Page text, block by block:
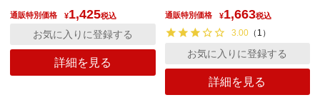
通販特別価格 ¥1,425税込
詳細を見る
お気に入りに登録する
通販特別価格 ¥1,663税込
3.00（ 1 ）
詳細を見る
お気に入りに登録する